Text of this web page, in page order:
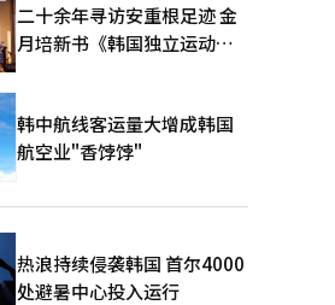
二十余年寻访安重根足迹 金
月培新书《韩国独立运动圣
韩中航线客运量大增成韩国
航空业"香饽饽"
热浪持续侵袭韩国 首尔4000
处避暑中心投入运行